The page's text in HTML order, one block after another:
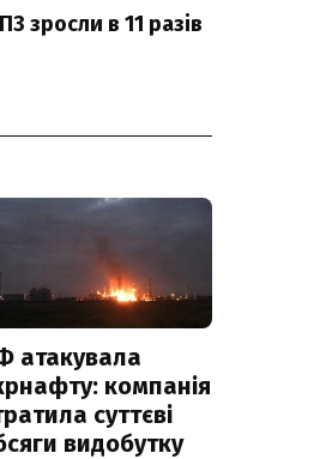
зросли в 11 разів
атакувала
компанія
суттєві
видобутку